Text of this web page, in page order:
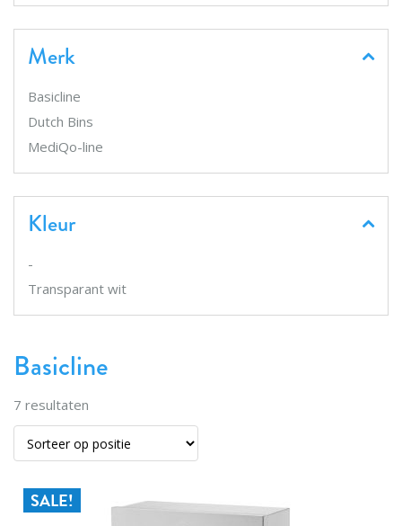
Basicline
7 resultaten
SALE!
Merk
Basicline
Dutch Bins
MediQo-line
Kleur
-
Transparant wit